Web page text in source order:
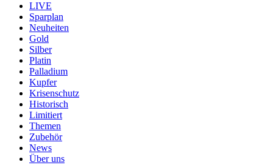
LIVE
Sparplan
Neuheiten
Gold
Silber
Platin
Palladium
Kupfer
Krisenschutz
Historisch
Limitiert
Themen
Zubehör
News
Über uns